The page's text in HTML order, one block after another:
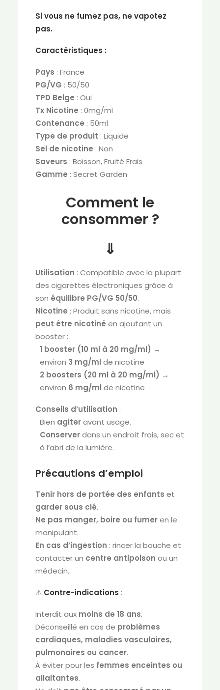
Si vous ne fumez pas, ne vapotez
pas.
Caractéristiques :
Pays : France
PG/VG : 50/50
TPD Belge : Oui
Tx Nicotine : 0mg/ml
Contenance : 50ml
Type de produit : Liquide
Sel de nicotine : Non
Saveurs : Boisson, Fruité Frais
Gamme : Secret Garden
Comment le
consommer ?
⇓
Utilisation : Compatible avec la plupart
des cigarettes électroniques grâce à
son équilibre PG/VG 50/50.
Nicotine : Produit sans nicotine, mais
peut être nicotiné en ajoutant un
booster :
1 booster (10 ml à 20 mg/ml) →
environ 3 mg/ml de nicotine
2 boosters (20 ml à 20 mg/ml) →
environ 6 mg/ml de nicotine
Conseils d’utilisation :
Bien agiteravant usage.
Conserverdans un endroit frais, sec et
à l’abri de la lumière.
Précautions d’emploi
Tenir hors de portée des enfants et
garder sous clé.
Ne pas manger, boire ou fumeren le
manipulant.
En cas d’ingestion : rincer la bouche et
contacter un centre antipoison ou un
médecin.
⚠ Contre-indications :
Interdit aux moins de 18 ans.
Déconseillé en cas de problèmes
cardiaques, maladies vasculaires,
pulmonaires ou cancer.
À éviter pour les femmes enceintes ou
allaitantes.